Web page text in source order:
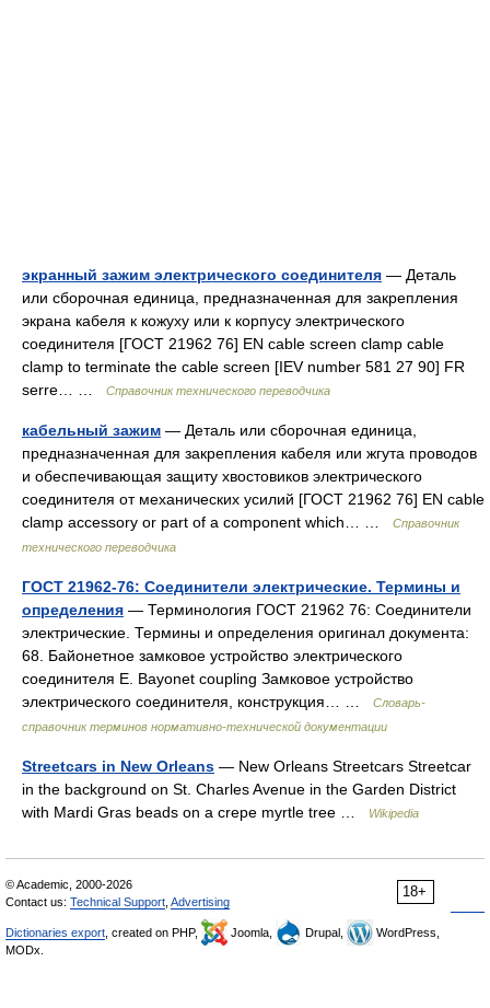
экранный зажим электрического соединителя — Деталь
или сборочная единица, предназначенная для закрепления
экрана кабеля к кожуху или к корпусу электрического
соединителя [ГОСТ 21962 76] EN cable screen clamp cable
clamp to terminate the cable screen [IEV number 581 27 90] FR
serre… …
Справочник технического переводчика
кабельный зажим — Деталь или сборочная единица,
предназначенная для закрепления кабеля или жгута проводов
и обеспечивающая защиту хвостовиков электрического
соединителя от механических усилий [ГОСТ 21962 76] EN cable
clamp accessory or part of a component which… …
Справочник
технического переводчика
ГОСТ 21962-76: Соединители электрические. Термины и
определения — Терминология ГОСТ 21962 76: Соединители
электрические. Термины и определения оригинал документа:
68. Байонетное замковое устройство электрического
соединителя Е. Bayonet coupling Замковое устройство
электрического соединителя, конструкция… …
Словарь-
справочник терминов нормативно-технической документации
Streetcars in New Orleans — New Orleans Streetcars Streetcar
in the background on St. Charles Avenue in the Garden District
with Mardi Gras beads on a crepe myrtle tree …
Wikipedia
18+
© Academic, 2000-2026
Contact us: Technical Support Advertising
Dictionaries export , created on PHP, Joomla, Drupal,
WordPress,
MODx.